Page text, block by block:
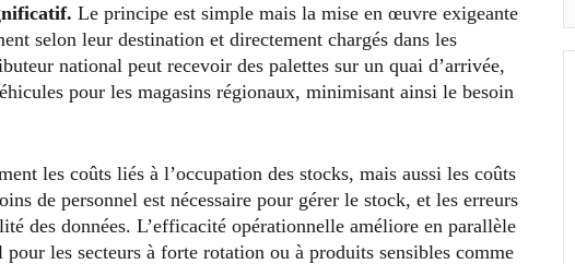
Le principe est simple mais la mise en œuvre exigeante
selon leur destination et directement chargés dans les
national peut recevoir des palettes sur un quai d’arrivée,
pour les magasins régionaux, minimisant ainsi le besoin
les coûts liés à l’occupation des stocks, mais aussi les coûts
de personnel est nécessaire pour gérer le stock, et les erreurs
des données. L’efficacité opérationnelle améliore en parallèle
les secteurs à forte rotation ou à produits sensibles comme